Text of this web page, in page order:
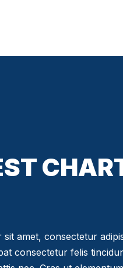
amet, consectetur
consectetur felis